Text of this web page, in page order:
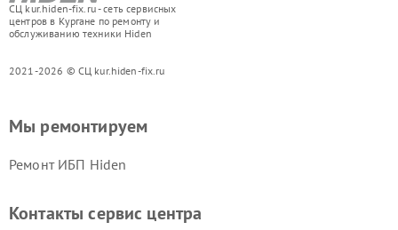
СЦ kur.hiden-fix.ru - сеть сервисных
центров в Кургане по ремонту и
обслуживанию техники Hiden
2021-2026 © СЦ kur.hiden-fix.ru
Мы ремонтируем
Ремонт ИБП Hiden
Контакты сервис центра